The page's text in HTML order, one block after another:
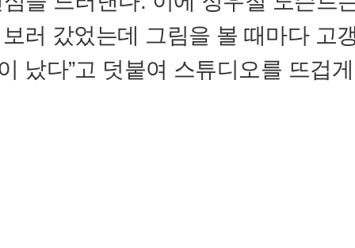
러 갔었는데 그림을 볼 때마다 고
났다”고 덧붙여 스튜디오를 뜨겁